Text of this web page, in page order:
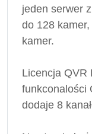
jeden serwer
do 128
kamer.
Licencja QVR
funkconalości
dodaje 8